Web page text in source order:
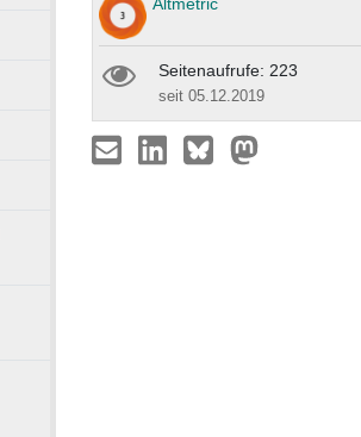
Seitenaufrufe: 223
seit 05.12.2019